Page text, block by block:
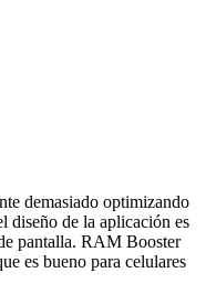
demasiado optimizando
diseño de la aplicación es
pantalla. RAM Booster
es bueno para celulares